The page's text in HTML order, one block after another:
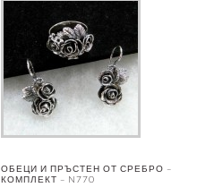
ОБЕЦИ И ПРЪСТЕН ОТ СРЕБРО –
КОМПЛЕКТ – N770